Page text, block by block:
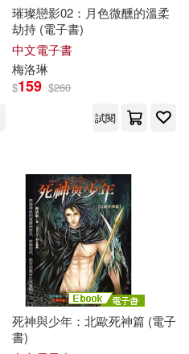
璀璨戀影02：月色微醺的溫柔
劫持 (電子書)
中文電子書
梅洛琳
$159 $260
試閱
死神與少年：北歐死神篇 (電子
書)